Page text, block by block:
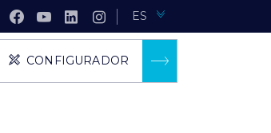
ES
CONFIGURADOR